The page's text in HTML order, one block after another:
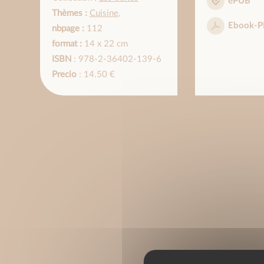
Thèmes : Cuisine,
nbpage :112
format :14 x 22 cm
ISBN : 978-2-36402-139-6
Precio: 14.50 €
Ebook-